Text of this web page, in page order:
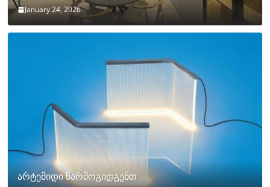
January 24, 2026
არტემიდი წარმოგიდგენთ